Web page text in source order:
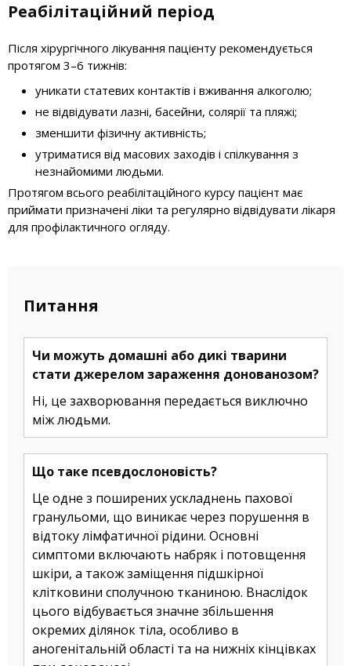
Реабілітаційний період
Після хірургічного лікування пацієнту рекомендується
протягом 3–6 тижнів:
уникати статевих контактів і вживання алкоголю;
не відвідувати лазні, басейни, солярії та пляжі;
зменшити фізичну активність;
утриматися від масових заходів і спілкування з
незнайомими людьми.
Протягом всього реабілітаційного курсу пацієнт має
приймати призначені ліки та регулярно відвідувати лікаря
для профілактичного огляду.
Питання
Чи можуть домашні або дикі тварини
стати джерелом зараження донованозом?
Ні, це захворювання передається виключно
між людьми.
Що таке псевдослоновість?
Це одне з поширених ускладнень пахової
гранульоми, що виникає через порушення в
відтоку лімфатичної рідини. Основні
симптоми включають набряк і потовщення
шкіри, а також заміщення підшкірної
клітковини сполучною тканиною. Внаслідок
цього відбувається значне збільшення
окремих ділянок тіла, особливо в
аногенітальній області та на нижніх кінцівках